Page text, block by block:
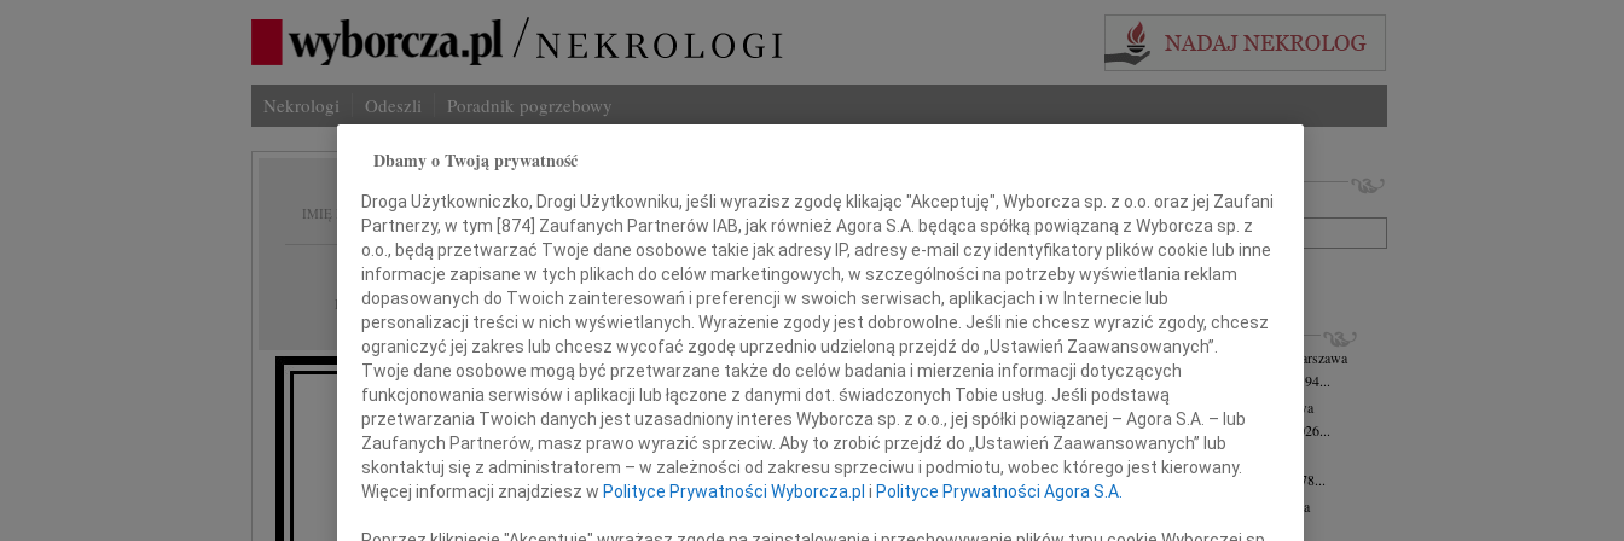
Nekrologi Odeszli Poradnik pogrzebowy
IMIĘ I NAZWISKO: Ewa Fijałkowska
REGION: Warszawa
DATA EMISJI: 12.06.2026
Z ogromnym smutkiem, zawiadamiamy,
że 28 maja 2026 roku w wieku 77 lat odeszła
nasza ukochana Mama i Babcia
Imię i nazwisko lub numer ogłoszenia:
+ szukanie zaawansowane
INNE NEKROLOGI
Jerzy Downarowicz wiek: 94
Warszawa
W dniu 1 sierpnia 2026 roku zmarł w wieku 94...
Krystyna Czerny-Latek
Warszawa
Z żalem zawiadamiamy, że dnia 3 sierpnia 2026...
Ewa Wolińska-Witort
W dniu 31 lipca 2026 roku zmarła w wieku 78...
Małgorzata Kościelska
Warszawa
Z wielkim bólem zawiadamiamy, że 3...
Dbamy o Twoją prywatność
Droga Użytkowniczko, Drogi Użytkowniku, jeśli wyrazisz zgodę klikając "Akceptuję", Wyborcza sp. z o.o. oraz jej Zaufani
Partnerzy, w tym [874] Zaufanych Partnerów IAB, jak również Agora S.A. będąca spółką powiązaną z Wyborcza sp. z
o.o., będą przetwarzać Twoje dane osobowe takie jak adresy IP, adresy e-mail czy identyfikatory plików cookie lub inne
informacje zapisane w tych plikach do celów marketingowych, w szczególności na potrzeby wyświetlania reklam
dopasowanych do Twoich zainteresowań i preferencji w swoich serwisach, aplikacjach i w Internecie lub
personalizacji treści w nich wyświetlanych. Wyrażenie zgody jest dobrowolne. Jeśli nie chcesz wyrazić zgody, chcesz
ograniczyć jej zakres lub chcesz wycofać zgodę uprzednio udzieloną przejdź do „Ustawień Zaawansowanych”.
Twoje dane osobowe mogą być przetwarzane także do celów badania i mierzenia informacji dotyczących
funkcjonowania serwisów i aplikacji lub łączone z danymi dot. świadczonych Tobie usług. Jeśli podstawą
przetwarzania Twoich danych jest uzasadniony interes Wyborcza sp. z o.o., jej spółki powiązanej – Agora S.A. – lub
Zaufanych Partnerów, masz prawo wyrazić sprzeciw. Aby to zrobić przejdź do „Ustawień Zaawansowanych” lub
skontaktuj się z administratorem – w zależności od zakresu sprzeciwu i podmiotu, wobec którego jest kierowany.
Więcej informacji znajdziesz w Polityce Prywatności Wyborcza.pl i Polityce Prywatności Agora S.A.